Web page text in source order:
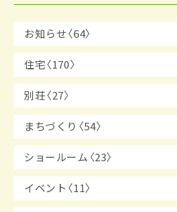
お知らせ〈64〉
住宅〈170〉
別荘〈27〉
まちづくり〈54〉
ショールーム〈23〉
イベント〈11〉